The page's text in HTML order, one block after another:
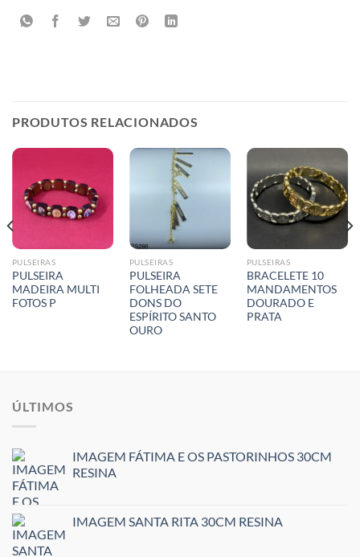
PRODUTOS RELACIONADOS
PULSEIRAS
PULSEIRA
MADEIRA MULTI
FOTOS P
PULSEIRAS
PULSEIRA
FOLHEADA SETE
DONS DO
ESPÍRITO SANTO
OURO
PULSEIRAS
BRACELETE 10
MANDAMENTOS
DOURADO E
PRATA
ÚLTIMOS
IMAGEM FÁTIMA E OS PASTORINHOS 30CM
RESINA
IMAGEM SANTA RITA 30CM RESINA